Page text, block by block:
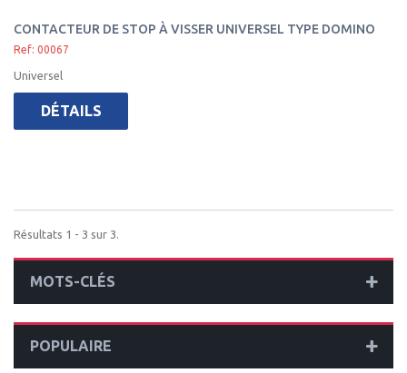
CONTACTEUR DE STOP À VISSER UNIVERSEL TYPE DOMINO
Ref: 00067
Universel
DÉTAILS
Résultats 1 - 3 sur 3.
MOTS-CLÉS
POPULAIRE